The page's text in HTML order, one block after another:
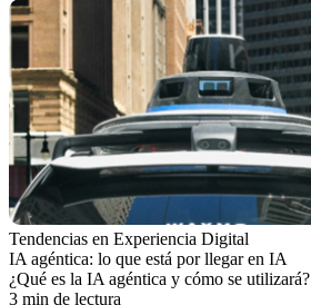
Tendencias en Experiencia Digital
IA agéntica: lo que está por llegar en IA
¿Qué es la IA agéntica y cómo se utilizará?
3 min de lectura